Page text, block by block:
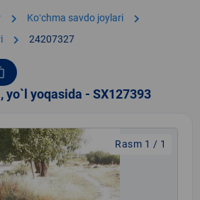
chevron_right Koʻchma savdo joylari chevron_right
chevron_right 24207327
yo`l yoqasida - SX127393
Rasm 1 / 1